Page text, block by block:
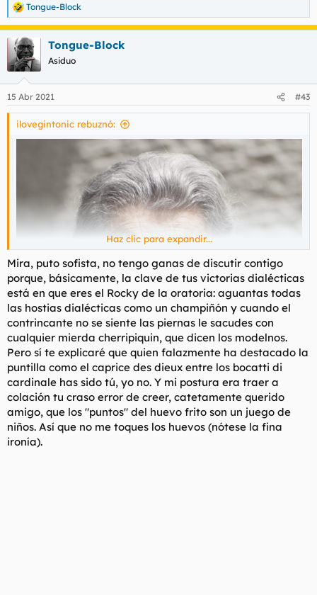
R
e
a
c
c
i
e
s
Tongue-Block
Tongue-Block
Asiduo
15 Abr 2021 #43
ilovegintonic rebuznó:
Haz clic para expandir...
Mira, puto sofista, no tengo ganas de discutir contigo
porque, básicamente, la clave de tus victorias dialécticas
está en que eres el Rocky de la oratoria: aguantas todas
las hostias dialécticas como un champiñón y cuando el
contrincante no se siente las piernas le sacudes con
cualquier mierda cherripiquin, que dicen los modelnos.
Pero sí te explicaré que quien falazmente ha destacado la
puntilla como el caprice des dieux entre los bocatti di
cardinale has sido tú, yo no. Y mi postura era traer a
colación tu craso error de creer, catetamente querido
amigo, que los "puntos" del huevo frito son un juego de
niños. Así que no me toques los huevos (nótese la fina
ironía).